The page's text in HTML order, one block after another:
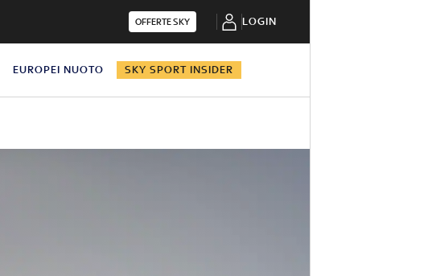
OFFERTE SKY LOGIN
EUROPEI NUOTO SKY SPORT INSIDER